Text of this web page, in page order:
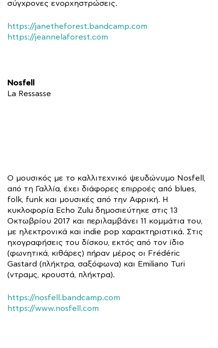
σύγχρονες ενορχηστρώσεις.
https://janetheforest.bandcamp.com
https://jeannelaforest.com
Nosfell
La Ressasse
O μουσικός με το καλλιτεχνικό ψευδώνυμο Nosfell,
από τη Γαλλία, έχει διάφορες επιρροές από blues,
folk, funk και μουσικές από την Αφρική. Η
κυκλοφορία Echo Zulu δημοσιεύτηκε στις 13
Οκτωβρίου 2017 και περιλαμβάνει 11 κομμάτια του,
με ηλεκτρονικά και indie pop χαρακτηριστικά. Στις
ηχογραφήσεις του δίσκου, εκτός από τον ίδιο
(φωνητικά, κιθάρες) πήραν μέρος οι Frédéric
Gastard (πλήκτρα, σαξόφωνα) και Emiliano Turi
(ντραμς, κρουστά, πλήκτρα).
https://nosfell.bandcamp.com
https://www.nosfell.com